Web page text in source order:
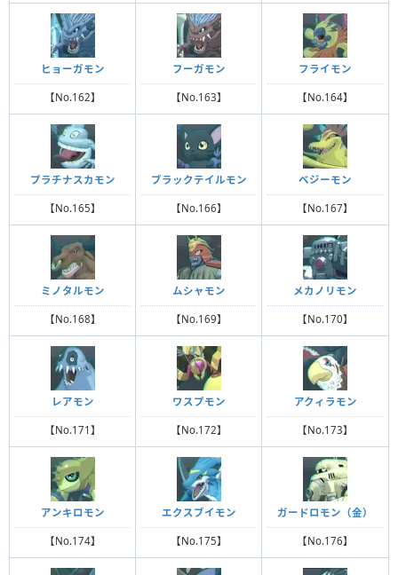
ヒョーガモン
【No.162】
フーガモン
【No.163】
フライモン
【No.164】
プラチナスカモン
【No.165】
ブラックテイルモン
【No.166】
ベジーモン
【No.167】
ミノタルモン
【No.168】
ムシャモン
【No.169】
メカノリモン
【No.170】
レアモン
【No.171】
ワスプモン
【No.172】
アクィラモン
【No.173】
アンキロモン
【No.174】
エクスブイモン
【No.175】
ガードロモン（金）
【No.176】